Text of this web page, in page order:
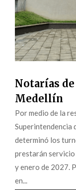
Notarías
Medellín
Por medio de la
Superintendencia
determinó los
prestarán servicio
y enero de 2027.
en...